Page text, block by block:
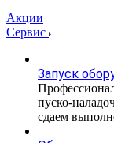
Акции
Сервис
Запуск
пуско-
сдаем